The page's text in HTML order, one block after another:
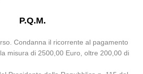
P.Q.M.
Condanna il ricorrente al pagamento
misura di 2500,00 Euro, oltre 200,00 di